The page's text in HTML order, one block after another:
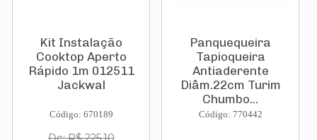
Kit Instalação
Cooktop Aperto
Rápido 1m 012511
Jackwal
Código: 670189
Panquequeira
Tapioqueira
Antiaderente
Diâm.22cm Turim
Chumbo...
Código: 770442